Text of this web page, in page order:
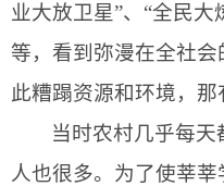
业大放卫星”、“全民大
等，看到弥漫在全社会
此糟蹋资源和环境，那
当时农村几乎每
人也很多。为了使莘